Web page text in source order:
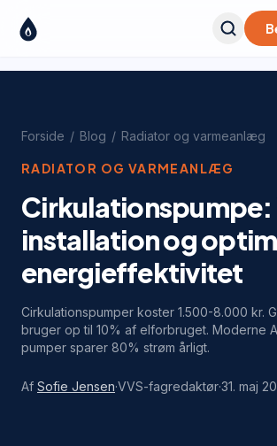
Forside / Blog / Radiator og varmeanlæg
RADIATOR OG VARMEANLÆG
Cirkulationspumpe:
installation og
energieffektivitet
Cirkulationspumper koster 1.500-8.000 kr.
bruger op til 10% af elforbruget. Moderne
pumper sparer 80% strøm årligt.
Af Sofie Jensen·VVS-fagredaktør·31. maj